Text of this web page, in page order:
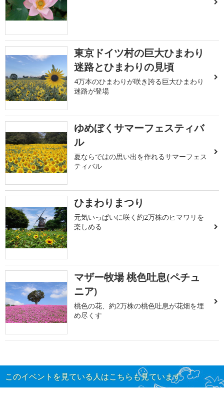
東京ドイツ村の巨大ひまわり
迷路とひまわりの見頃
4万本のひまわりが咲き誇る巨大ひまわり
迷路が登場
ゆめぼくサマーフェスティバ
ル
夏ならではの思い出を作れるサマーフェス
ティバル
ひまわりまつり
元気いっぱいに咲く約2万株のヒマワリを
楽しめる
マザー牧場 桃色吐息(ペチュ
ニア)
桃色の花、約2万株の桃色吐息が花畑を埋
め尽くす
このイベントを見ている人はこちらも見ています